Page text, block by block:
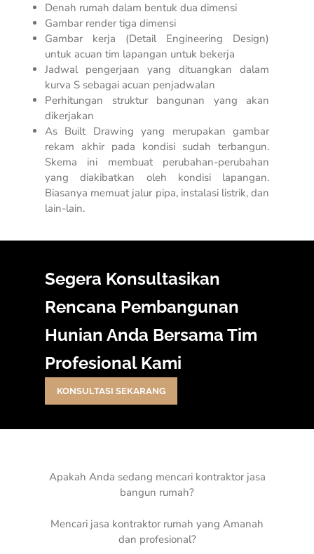
Denah rumah dalam bentuk dua dimensi
Gambar render tiga dimensi
Gambar kerja (Detail Engineering Design)
untuk acuan tim lapangan untuk bekerja
Jadwal pengerjaan yang dituangkan dalam
kurva S sebagai acuan penjadwalan
Perhitungan struktur bangunan yang akan
dikerjakan
As Built Drawing yang merupakan gambar
rekam akhir pada kondisi sudah terbangun.
Skema ini membuat perubahan-perubahan
yang diakibatkan oleh kondisi lapangan.
Biasanya memuat jalur pipa, instalasi listrik, dan
lain-lain.
Segera Konsultasikan
Rencana Pembangunan
Hunian Anda Bersama Tim
Profesional Kami
KONSULTASI SEKARANG
Apakah Anda sedang mencari kontraktor jasa
bangun rumah?
Mencari jasa kontraktor rumah yang Amanah
dan profesional?